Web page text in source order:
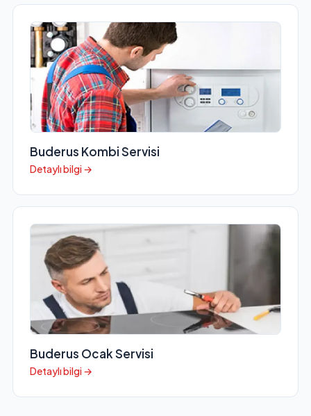
Buderus Kombi Servisi
Detaylı bilgi →
Buderus Ocak Servisi
Detaylı bilgi →